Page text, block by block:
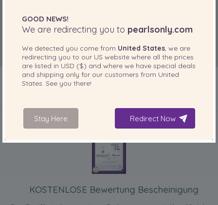
IN IHREM PRODUKT ENTHALTEN
KOSTENLOSE Bewertung Bescheinigung
GOOD NEWS!
We are redirecting you to pearlsonly.com
We detected you come from United States, we are
redirecting you to our US website where all the prices
are listed in USD ($) and where we have special deals
and shipping only for our customers from United
States. See you there!
Stay Here Redirect Now